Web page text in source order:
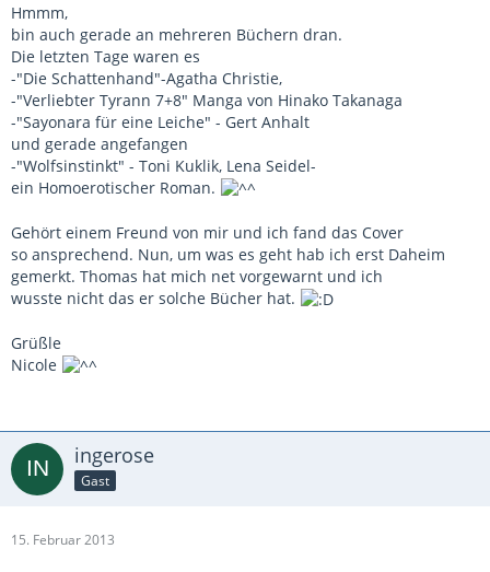
Hmmm,
bin auch gerade an mehreren Büchern dran.
Die letzten Tage waren es
-"Die Schattenhand"-Agatha Christie,
-"Verliebter Tyrann 7+8" Manga von Hinako Takanaga
-"Sayonara für eine Leiche" - Gert Anhalt
und gerade angefangen
-"Wolfsinstinkt" - Toni Kuklik, Lena Seidel-
ein Homoerotischer Roman.
Gehört einem Freund von mir und ich fand das Cover
so ansprechend. Nun, um was es geht hab ich erst Daheim
gemerkt. Thomas hat mich net vorgewarnt und ich
wusste nicht das er solche Bücher hat.
Grüßle
Nicole
ingerose
Gast
15. Februar 2013